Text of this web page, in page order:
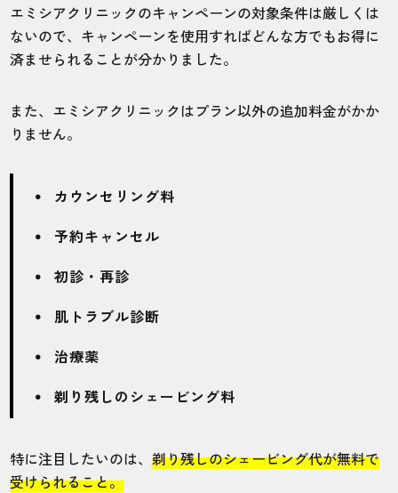
エミシアクリニックのキャンペーンの対象条件は厳しくは
ないので、キャンペーンを使用すればどんな方でもお得に
済ませられることが分かりました。
また、エミシアクリニックはプラン以外の追加料金がかか
りません。
カウンセリング料
予約キャンセル
初診・再診
肌トラブル診断
治療薬
剃り残しのシェービング料
特に注目したいのは、剃り残しのシェービング代が無料で
受けられること。